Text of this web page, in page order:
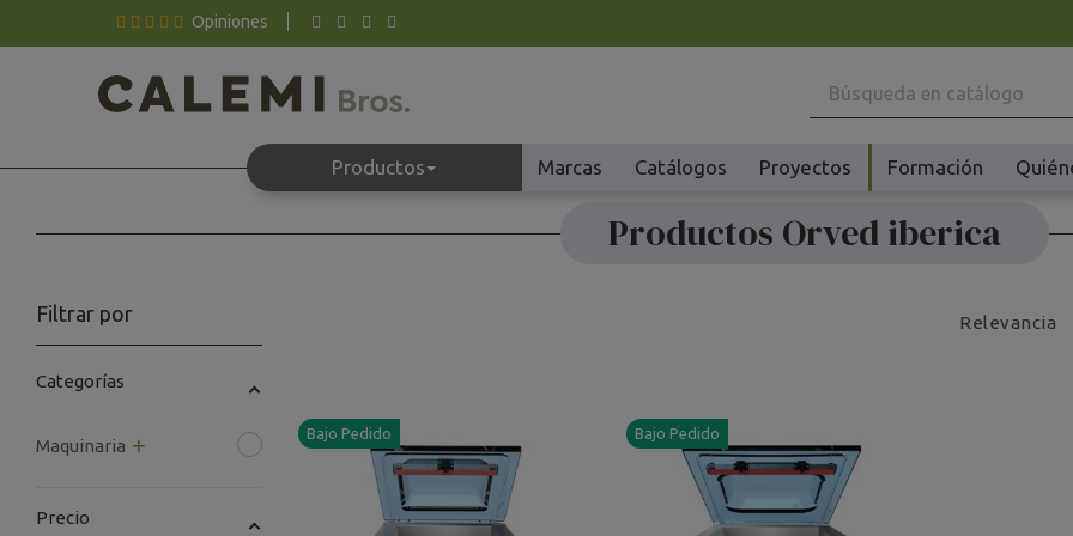
Opiniones
Productos
Maquinaria
Fermentadores y Cocedores
Fundidores Chocolate
Marcas Catálogos Proyectos Formación
Productos Orved iberica
Relevancia
Bajo Pedido Bajo Pedido
Filtrar por
Categorías
Maquinaria +
Precio